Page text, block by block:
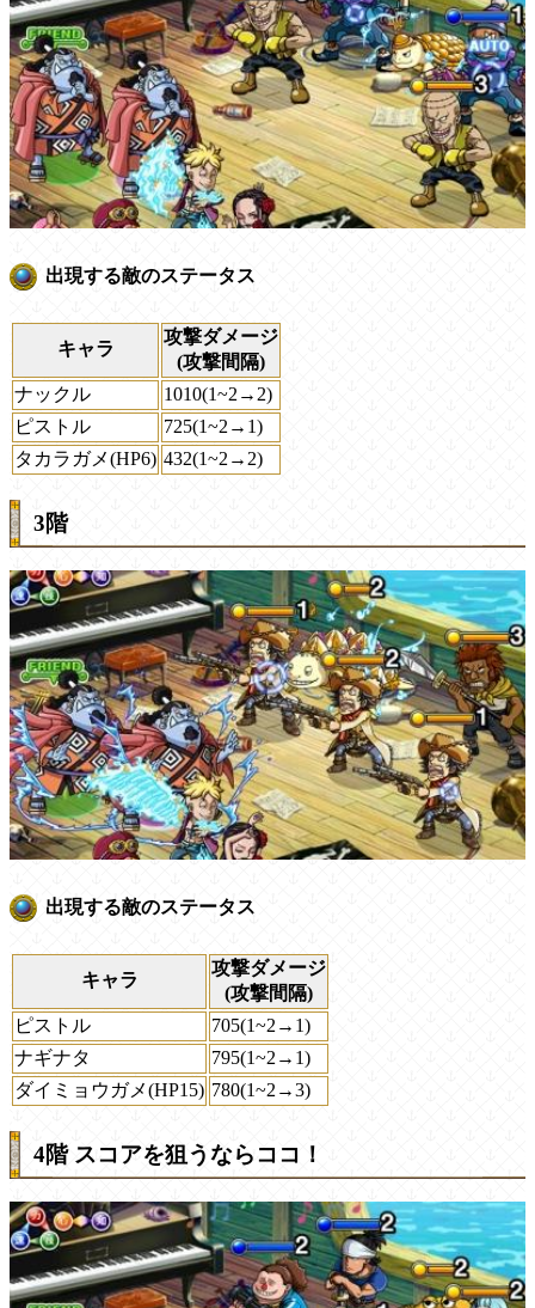
出現する敵のステータス
キャラ
攻撃ダメージ
(攻撃間隔)
ナックル
1010(1~2→2)
ピストル
725(1~2→1)
タカラガメ(HP6) 432(1~2→2)
3階
出現する敵のステータス
キャラ
攻撃ダメージ
(攻撃間隔)
ピストル
705(1~2→1)
ナギナタ
795(1~2→1)
ダイミョウガメ(HP15) 780(1~2→3)
4階 スコアを狙うならココ！